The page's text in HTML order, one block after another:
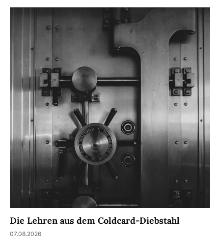
Die Lehren aus dem Coldcard-Diebstahl
07.08.2026